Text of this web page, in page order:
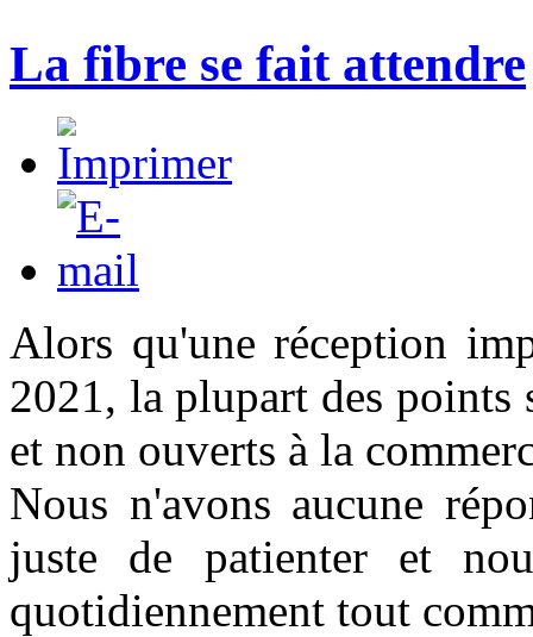
La fibre se fait attendre
Alors qu'une réception
2021, la plupart des
et non ouverts à la
Nous n'avons aucune
juste de patienter et
quotidiennement tout